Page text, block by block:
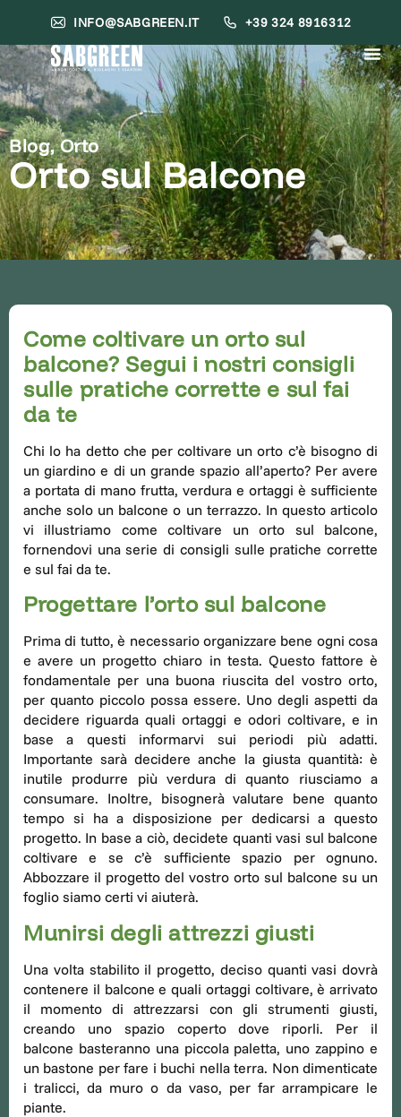
INFO@SABGREEN.IT +39 324 8916312
Blog,Orto
Orto sul Balcone
Come coltivare un orto sul
balcone? Segui i nostri consigli
sulle pratiche corrette e sul fai
da te
Chi lo ha detto che per coltivare un orto c’è bisogno di
un giardino e di un grande spazio all’aperto? Per avere
a portata di mano frutta, verdura e ortaggi è sufficiente
anche solo un balcone o un terrazzo. In questo articolo
vi illustriamo come coltivare un orto sul balcone,
fornendovi una serie di consigli sulle pratiche corrette
e sul fai da te.
Progettare l’orto sul balcone
Prima di tutto, è necessario organizzare bene ogni cosa
e avere un progetto chiaro in testa. Questo fattore è
fondamentale per una buona riuscita del vostro orto,
per quanto piccolo possa essere. Uno degli aspetti da
decidere riguarda quali ortaggi e odori coltivare, e in
base a questi informarvi sui periodi più adatti.
Importante sarà decidere anche la giusta quantità: è
inutile produrre più verdura di quanto riusciamo a
consumare. Inoltre, bisognerà valutare bene quanto
tempo si ha a disposizione per dedicarsi a questo
progetto. In base a ciò, decidete quanti vasi sul balcone
coltivare e se c’è sufficiente spazio per ognuno.
Abbozzare il progetto del vostro orto sul balcone su un
foglio siamo certi vi aiuterà.
Munirsi degli attrezzi giusti
Una volta stabilito il progetto, deciso quanti vasi dovrà
contenere il balcone e quali ortaggi coltivare, è arrivato
il momento di attrezzarsi con gli strumenti giusti,
creando uno spazio coperto dove riporli. Per il
balcone basteranno una piccola paletta, uno zappino e
un bastone per fare i buchi nella terra. Non dimenticate
i tralicci, da muro o da vaso, per far arrampicare le
piante.